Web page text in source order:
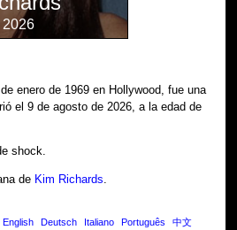
de enero de 1969 en Hollywood, fue una
el 9 de agosto de 2026, a la edad de
shock.
de Kim Richards.
English Deutsch Italiano Português 中文